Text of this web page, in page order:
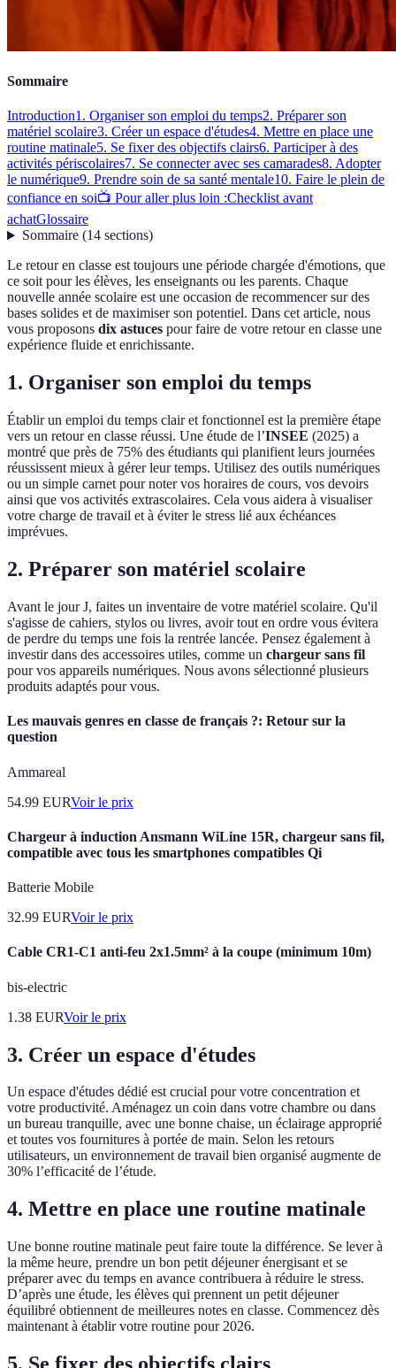
Sommaire
Introduction1. Organiser son emploi du temps2. Préparer son
matériel scolaire3. Créer un espace d'études4. Mettre en place une
routine matinale5. Se fixer des objectifs clairs6. Participer à des
activités périscolaires7. Se connecter avec ses camarades8. Adopter
le numérique9. Prendre soin de sa santé mentale10. Faire le plein de
confiance en soi📺 Pour aller plus loin :Checklist avant
achatGlossaire
Sommaire(14 sections)
Le retour en classe est toujours une période chargée d'émotions, que
ce soit pour les élèves, les enseignants ou les parents. Chaque
nouvelle année scolaire est une occasion de recommencer sur des
bases solides et de maximiser son potentiel. Dans cet article, nous
vous proposons dix astuces pour faire de votre retour en classe une
expérience fluide et enrichissante.
1. Organiser son emploi du temps
Établir un emploi du temps clair et fonctionnel est la première étape
vers un retour en classe réussi. Une étude de l’INSEE (2025) a
montré que près de 75% des étudiants qui planifient leurs journées
réussissent mieux à gérer leur temps. Utilisez des outils numériques
ou un simple carnet pour noter vos horaires de cours, vos devoirs
ainsi que vos activités extrascolaires. Cela vous aidera à visualiser
votre charge de travail et à éviter le stress lié aux échéances
imprévues.
2. Préparer son matériel scolaire
Avant le jour J, faites un inventaire de votre matériel scolaire. Qu'il
s'agisse de cahiers, stylos ou livres, avoir tout en ordre vous évitera
de perdre du temps une fois la rentrée lancée. Pensez également à
investir dans des accessoires utiles, comme un chargeur sans fil
pour vos appareils numériques. Nous avons sélectionné plusieurs
produits adaptés pour vous.
Les mauvais genres en classe de français ?: Retour sur la
question
Ammareal
54.99 EURVoir le prix
Chargeur à induction Ansmann WiLine 15R, chargeur sans fil,
compatible avec tous les smartphones compatibles Qi
Batterie Mobile
32.99 EURVoir le prix
Cable CR1-C1 anti-feu 2x1.5mm² à la coupe (minimum 10m)
bis-electric
1.38 EURVoir le prix
3. Créer un espace d'études
Un espace d'études dédié est crucial pour votre concentration et
votre productivité. Aménagez un coin dans votre chambre ou dans
un bureau tranquille, avec une bonne chaise, un éclairage approprié
et toutes vos fournitures à portée de main. Selon les retours
utilisateurs, un environnement de travail bien organisé augmente de
30% l’efficacité de l’étude.
4. Mettre en place une routine matinale
Une bonne routine matinale peut faire toute la différence. Se lever à
la même heure, prendre un bon petit déjeuner énergisant et se
préparer avec du temps en avance contribuera à réduire le stress.
D’après une étude, les élèves qui prennent un petit déjeuner
équilibré obtiennent de meilleures notes en classe. Commencez dès
maintenant à établir votre routine pour 2026.